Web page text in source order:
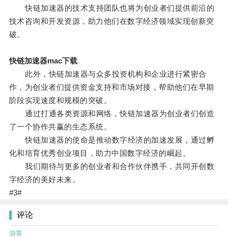
快链加速器的技术支持团队也将为创业者们提供前沿的
技术咨询和开发资源，助力他们在数字经济领域实现创新突
破。
快链加速器mac下载
此外，快链加速器与众多投资机构和企业进行紧密合
作，为创业者们提供资金支持和市场对接，帮助他们在早期
阶段实现速度和规模的突破。
通过打通各类资源和网络，快链加速器为创业者们创造
了一个协作共赢的生态系统。
快链加速器的使命是推动数字经济的加速发展，通过孵
化和培育优秀创业项目，助力中国数字经济的崛起。
我们期待与更多的创业者和合作伙伴携手，共同开创数
字经济的美好未来。
#3#
评论
游客